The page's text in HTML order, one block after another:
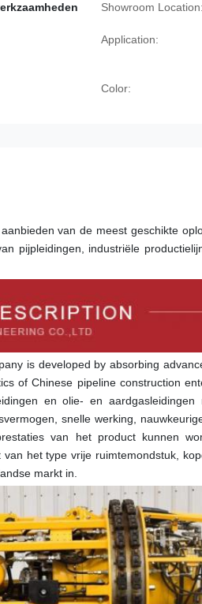
Showroom Location:
Application:
Color:
van de meest geschikte
pijpleidingen, industriële
is developed by absorbing
of Chinese pipeline construction
en olie- en aardgasleidingen
snelle werking,
van het product kunnen
van het type vrije ruimtemondstuk,
markt in.